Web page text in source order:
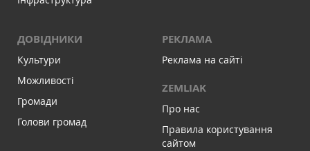
ДОВІДНИКИ
Культури
Можливості
Громади
Голови громад
РЕКЛАМА
Реклама на сайті
ZEMLIAK
Про нас
Правила користування
сайтом